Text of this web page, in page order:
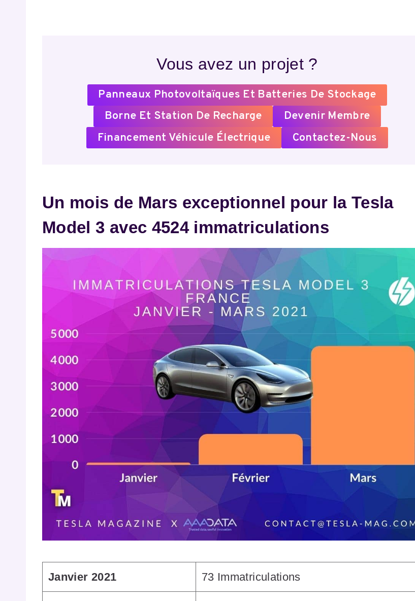
Vous avez un projet ?
Panneaux Photovoltaïques Et Batteries De Stockage
Borne Et Station De Recharge
Devenir Membre
Financement Véhicule Électrique
Contactez-Nous
Un mois de Mars exceptionnel pour la Tesla
Model 3 avec 4524 immatriculations
Janvier 2021 73 Immatriculations